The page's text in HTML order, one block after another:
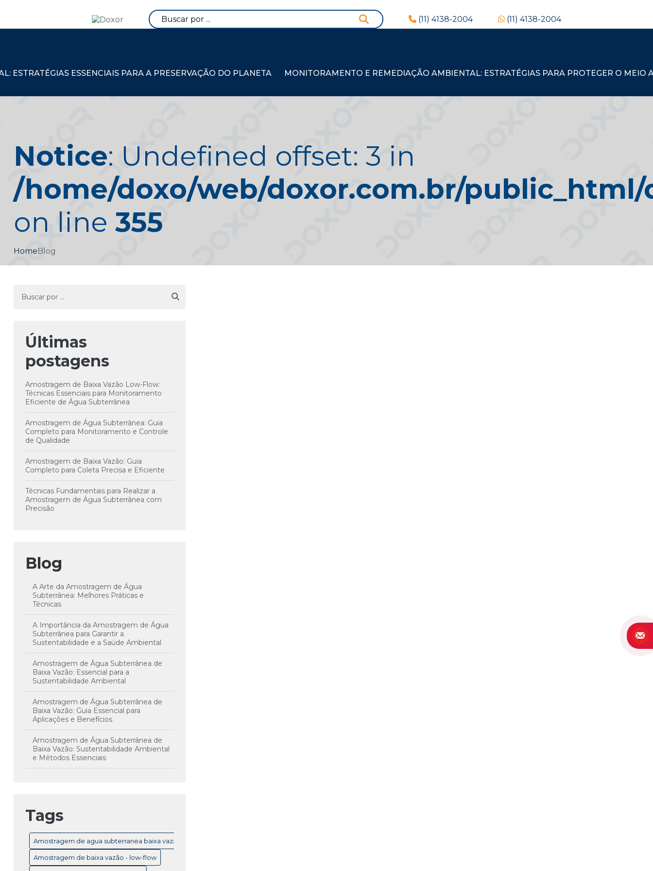
(11) 4138-2004 (11) 4138-2004
ESTRATÉGIAS ESSENCIAIS PARA A PRESERVAÇÃO DO PLANETA MONITORAMENTO E REMEDIAÇÃO AMBIENTAL: ESTRATÉGIAS PARA PROTEGER O MEIO
HomeBlog
Notice: Undefined offset: 3 in
/home/doxo/web/doxor.com.br/
on line 355
Últimas
postagens
Amostragem de Baixa Vazão Low-Flow:
Técnicas Essenciais para Monitoramento
Eficiente de Água Subterrânea
Amostragem de Água Subterrânea: Guia
Completo para Monitoramento e Controle
de Qualidade
Amostragem de Baixa Vazão: Guia
Completo para Coleta Precisa e Eficiente
Técnicas Fundamentais para Realizar a
Amostragem de Água Subterrânea com
Precisão
Blog
A Arte da Amostragem de Água
Subterrânea: Melhores Práticas e
Técnicas
A Importância da Amostragem de Água
Subterrânea para Garantir a
Sustentabilidade e a Saúde Ambiental
Amostragem de Água Subterrânea de
Baixa Vazão: Essencial para a
Sustentabilidade Ambiental
Amostragem de Água Subterrânea de
Baixa Vazão: Guia Essencial para
Aplicações e Benefícios
Amostragem de Água Subterrânea de
Baixa Vazão: Sustentabilidade Ambiental
e Métodos Essenciais
Amostragem de Água Subterrânea: Guia
Completo para Monitoramento e
Controle de Qualidade
Amostragem de Água Subterrânea:
Técnicas Essenciais e Importância para
Tags
Amostragem de agua subterranea baixa vazão
Amostragem de baixa vazão - low-flow